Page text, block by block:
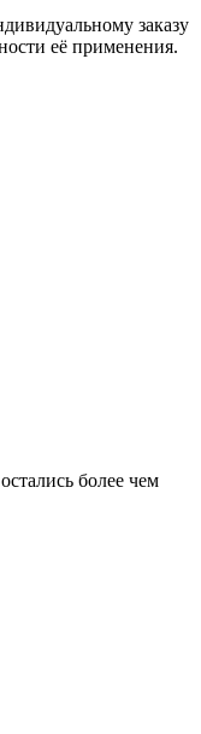
заказу
её применения.
более чем